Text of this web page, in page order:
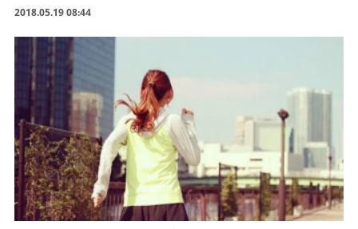
2018.05.19 08:44